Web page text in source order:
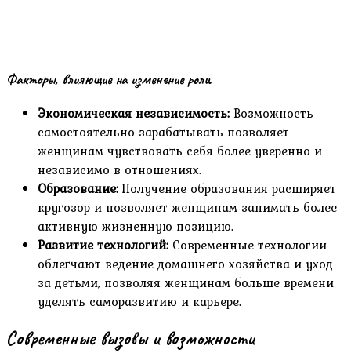
Факторы, влияющие на изменение роли
Экономическая независимость: Возможность
самостоятельно зарабатывать позволяет
женщинам чувствовать себя более уверенно и
независимо в отношениях.
Образование: Получение образования расширяет
кругозор и позволяет женщинам занимать более
активную жизненную позицию.
Развитие технологий: Современные технологии
облегчают ведение домашнего хозяйства и уход
за детьми, позволяя женщинам больше времени
уделять саморазвитию и карьере.
Современные вызовы и возможности